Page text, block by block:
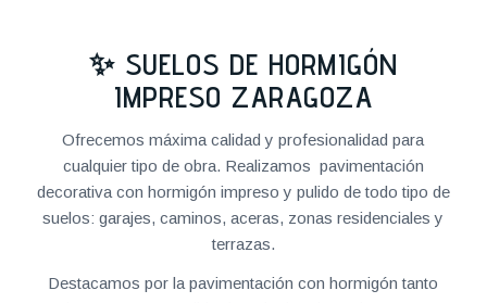
✨ SUELOS DE HORMIGÓN
IMPRESO ZARAGOZA
Ofrecemos máxima calidad y profesionalidad para
cualquier tipo de obra. Realizamos pavimentación
decorativa con hormigón impreso y pulido de todo tipo de
suelos: garajes, caminos, aceras, zonas residenciales y
terrazas.
Destacamos por la pavimentación con hormigón tanto